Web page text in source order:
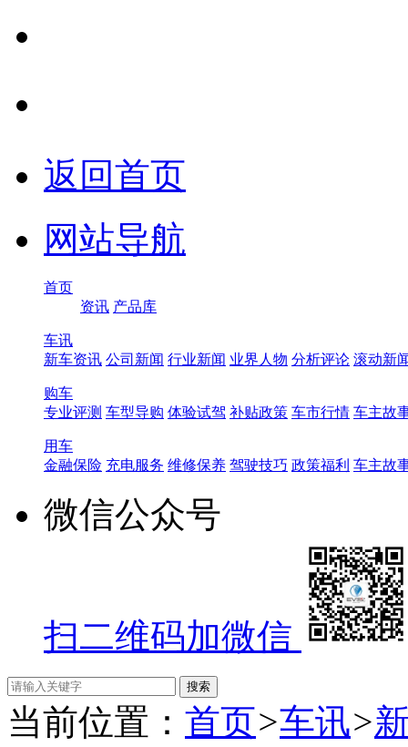
返回首页
网站导航
首页
资讯 产品库
车讯
新车资讯 公司新闻 行业新闻 业界人物 分析评论 滚动新
购车
专业评测 车型导购 体验试驾 补贴政策 车市行情 车主故
用车
金融保险 充电服务 维修保养 驾驶技巧 政策福利 车主故
微信公众号
扫二维码加微信
当前位置： 首页>车讯>